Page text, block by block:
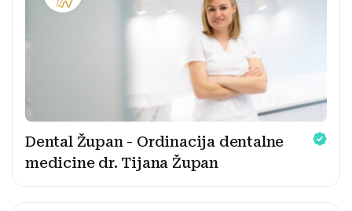
Dental Župan - Ordinacija dentalne
medicine dr. Tijana Župan